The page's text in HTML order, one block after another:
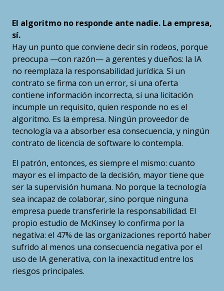
El algoritmo no responde ante nadie. La empresa,
sí.
Hay un punto que conviene decir sin rodeos, porque
preocupa —con razón— a gerentes y dueños: la IA
no reemplaza la responsabilidad jurídica. Si un
contrato se firma con un error, si una oferta
contiene información incorrecta, si una licitación
incumple un requisito, quien responde no es el
algoritmo. Es la empresa. Ningún proveedor de
tecnología va a absorber esa consecuencia, y ningún
contrato de licencia de software lo contempla.
El patrón, entonces, es siempre el mismo: cuanto
mayor es el impacto de la decisión, mayor tiene que
ser la supervisión humana. No porque la tecnología
sea incapaz de colaborar, sino porque ninguna
empresa puede transferirle la responsabilidad. El
propio estudio de McKinsey lo confirma por la
negativa: el 47% de las organizaciones reportó haber
sufrido al menos una consecuencia negativa por el
uso de IA generativa, con la inexactitud entre los
riesgos principales.